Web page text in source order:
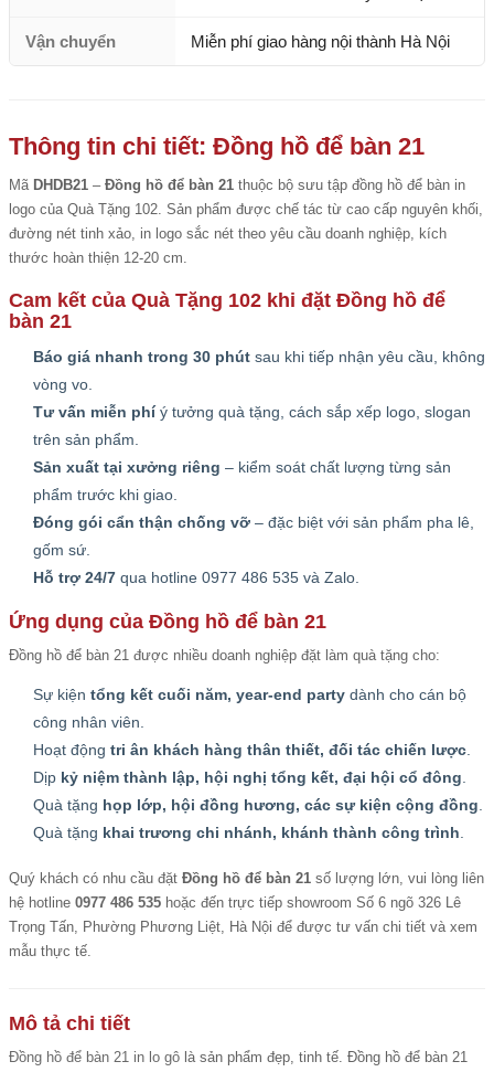
Vận chuyển Miễn phí giao hàng nội thành Hà Nội
Thông tin chi tiết: Đồng hồ để bàn 21
Mã DHDB21 – Đồng hồ để bàn 21 thuộc bộ sưu tập đồng hồ để bàn in
logo của Quà Tặng 102. Sản phẩm được chế tác từ cao cấp nguyên khối,
đường nét tinh xảo, in logo sắc nét theo yêu cầu doanh nghiệp, kích
thước hoàn thiện 12-20 cm.
Cam kết của Quà Tặng 102 khi đặt Đồng hồ để
bàn 21
Báo giá nhanh trong 30 phút sau khi tiếp nhận yêu cầu, không
vòng vo.
Tư vấn miễn phíý tưởng quà tặng, cách sắp xếp logo, slogan
trên sản phẩm.
Sản xuất tại xưởng riêng – kiểm soát chất lượng từng sản
phẩm trước khi giao.
Đóng gói cẩn thận chống vỡ – đặc biệt với sản phẩm pha lê,
gốm sứ.
Hỗ trợ 24/7 qua hotline 0977 486 535 và Zalo.
Ứng dụng của Đồng hồ để bàn 21
Đồng hồ để bàn 21 được nhiều doanh nghiệp đặt làm quà tặng cho:
Sự kiện tổng kết cuối năm, year-end party dành cho cán bộ
công nhân viên.
Hoạt động tri ân khách hàng thân thiết, đối tác chiến lược
Dịp kỷ niệm thành lập, hội nghị tổng kết, đại hội cổ đông
Quà tặng họp lớp, hội đồng hương, các sự kiện cộng đồng
Quà tặng khai trương chi nhánh, khánh thành công trình
Quý khách có nhu cầu đặt Đồng hồ để bàn 21 số lượng lớn, vui lòng liên
hệ hotline 0977 486 535 hoặc đến trực tiếp showroom Số 6 ngõ 326 Lê
Trọng Tấn, Phường Phương Liệt, Hà Nội để được tư vấn chi tiết và xem
mẫu thực tế.
Mô tả chi tiết
Đồng hồ để bàn 21 in lo gô là sản phẩm đẹp, tinh tế. Đồng hồ để bàn 21